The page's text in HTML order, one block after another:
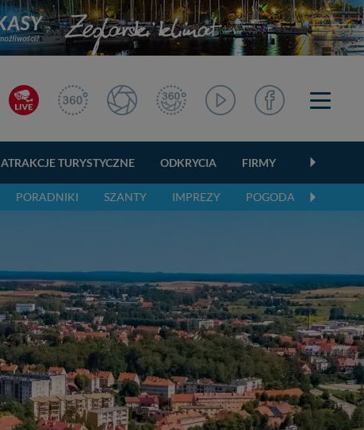
ATRAKCJE TURYSTYCZNE ODKRYCIA FIRMY
PORADNIKI SZANTY IMPREZY POGODA